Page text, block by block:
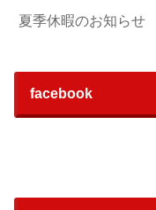
夏季休暇のお知らせ
facebook